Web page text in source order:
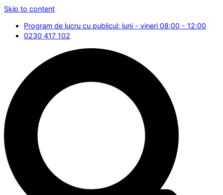
Skip to content
Program de lucru cu publicul: luni - vineri 08:00 - 12:00
0230 417 102